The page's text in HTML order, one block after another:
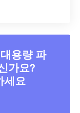
용량 파
가요?
세요